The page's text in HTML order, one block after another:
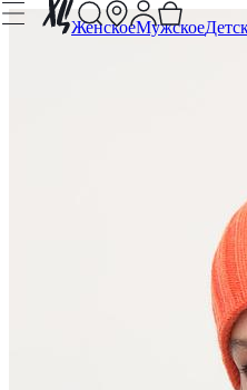
ЖенскоеМужское